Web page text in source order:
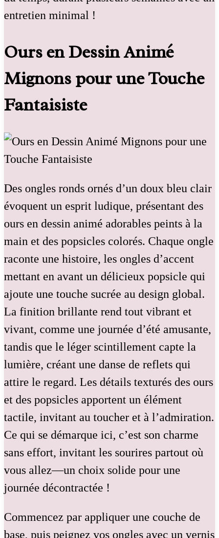
entretien minimal !
Ours en Dessin Animé
Mignons pour une Touche
Fantaisiste
Des ongles ronds ornés d’un doux bleu clair
évoquent un esprit ludique, présentant des
ours en dessin animé adorables peints à la
main et des popsicles colorés. Chaque ongle
raconte une histoire, les ongles d’accent
mettant en avant un délicieux popsicle qui
ajoute une touche sucrée au design global.
La finition brillante rend tout vibrant et
vivant, comme une journée d’été amusante,
tandis que le léger scintillement capte la
lumière, créant une danse de reflets qui
attire le regard. Les détails texturés des ours
et des popsicles apportent un élément
tactile, invitant au toucher et à l’admiration.
Ce qui se démarque ici, c’est son charme
sans effort, invitant les sourires partout où
vous allez—un choix solide pour une
journée décontractée !
Commencez par appliquer une couche de
base, puis peignez vos ongles avec un vernis